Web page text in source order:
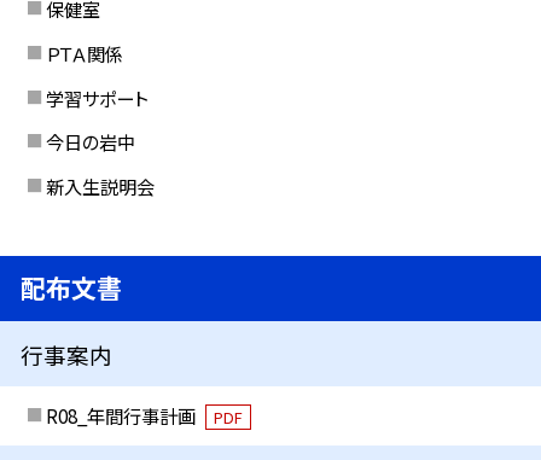
保健室
ＰＴＡ関係
学習サポート
今日の岩中
新入生説明会
配布文書
行事案内
R08_年間行事計画 PDF